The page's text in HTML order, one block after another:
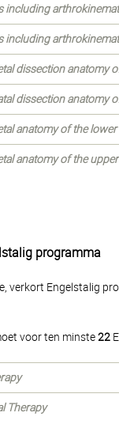
including
including
dissection anatomy
dissection anatomy
anatomy of the
anatomy of the
programma
verkort Engelstalig
voor ten minste22
Therapy